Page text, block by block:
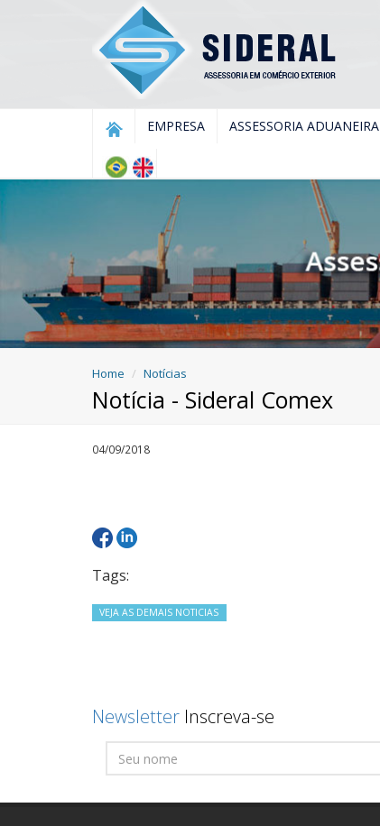
EMPRESA ASSESSORIA ADUANEIRA
Home Notícias
Notícia - Sideral Comex
04/09/2018
Tags:
VEJA AS DEMAIS NOTICIAS
Newsletter Inscreva-se